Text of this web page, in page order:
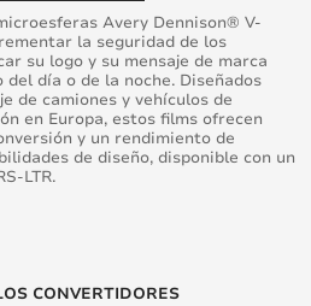
Avery Dennison® V-
la seguridad de los
su logo y su mensaje de marca
día o de la noche. Diseñados
de camiones y vehículos de
en Europa, estos films ofrecen
y un rendimiento de
de diseño, disponible con un
LTR.
CONVERTIDORES